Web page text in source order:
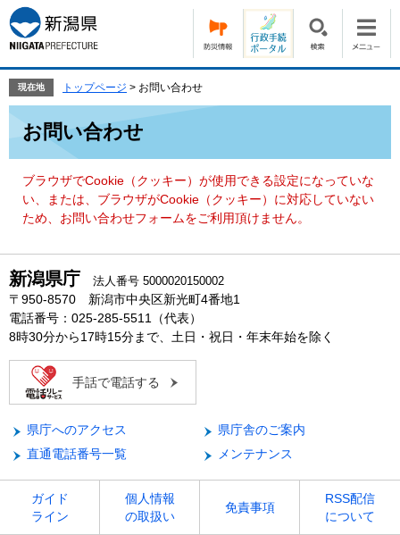
ー
ジ
の
頭
す。
ニ
ュ
ー
飛
て
現在地 トップページ > お問い合わせ
お問い合わせ
ブラウザでCookie（クッキー）が使用できる設定になっていな
い、または、ブラウザがCookie（クッキー）に対応していない
ため、お問い合わせフォームをご利用頂けません。
新潟県庁 法人番号 5000020150002
〒950-8570 新潟市中央区新光町4番地1
電話番号：025-285-5511（代表）
8時30分から17時15分まで、土日・祝日・年末年始を除く
手話で電話する
県庁へのアクセス
県庁舎のご案内
直通電話番号一覧
メンテナンス
ガイド
ライン
個人情報
の取扱い
免責事項
RSS配信
について